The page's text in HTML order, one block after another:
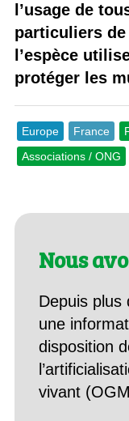
l’usage de
particuliers de
l’espèce
protéger les
Europe France
Associations / ONG
Nous
Depuis plus
une
disposition
vivant